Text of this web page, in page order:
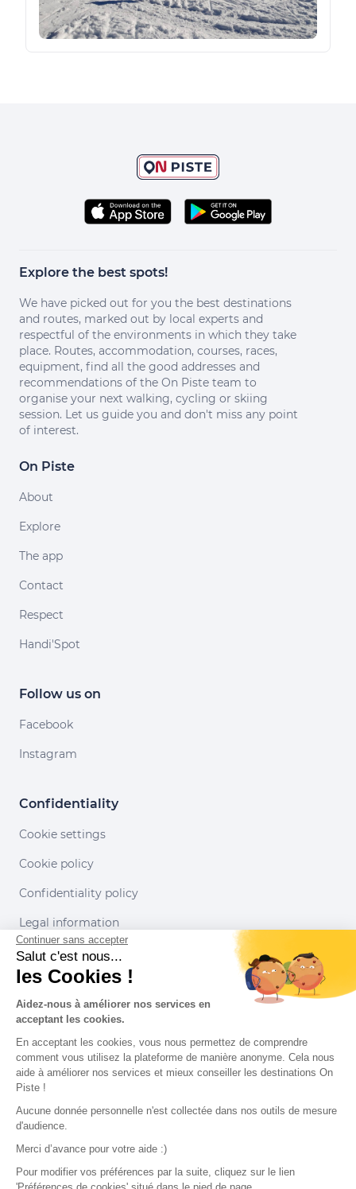
Explore the best spots!
We have picked out for you the best destinations
and routes, marked out by local experts and
respectful of the environments in which they take
place. Routes, accommodation, courses, races,
equipment, find all the good addresses and
recommendations of the On Piste team to
organise your next walking, cycling or skiing
session. Let us guide you and don't miss any point
of interest.
On Piste
About
Explore
The app
Contact
Respect
Handi'Spot
Follow us on
Facebook
Instagram
Confidentiality
Cookie settings
Cookie policy
Confidentiality policy
Legal information
Conditions of use
Our partners
Continuer sans accepter
Salut c'est nous...
les Cookies !
Aidez-nous à améliorer nos services en
acceptant les cookies.
En acceptant les cookies, vous nous permettez de comprendre
comment vous utilisez la plateforme de manière anonyme. Cela nous
aide à améliorer nos services et mieux conseiller les destinations On
Piste !
Aucune donnée personnelle n'est collectée dans nos outils de mesure
d'audience.
Merci d’avance pour votre aide :)
Pour modifier vos préférences par la suite, cliquez sur le lien
'Préférences de cookies' situé dans le pied de page.